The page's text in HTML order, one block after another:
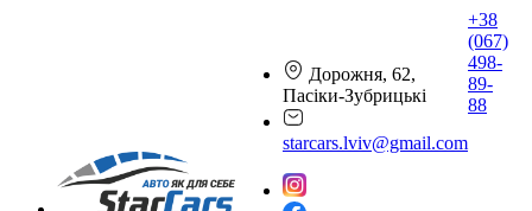
Дорожня, 62,
Пасіки-Зубрицькі
starcars.lviv@gmail.com
+38
(067)
498-
89-
88